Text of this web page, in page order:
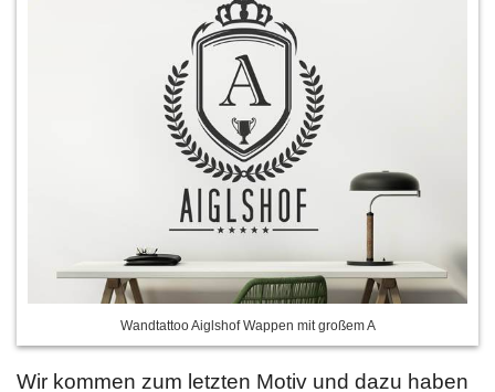
Wandtattoo Aiglshof Wappen mit großem A
Wir kommen zum letzten Motiv und dazu haben